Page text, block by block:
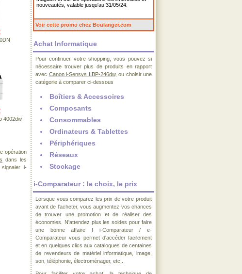
4002dw
opération
dans les
i-
nouveautés, valable jusqu'au 31/05/24.
Voir cette promo chez Boulanger.com
Achat Informatique
Pour continuer votre shopping, vous pouvez si
nécessaire trouver plus de produits en rapport
avec Canon i-Sensys LBP-246dw, ou choisir une
catégorie à comparer ci-dessous
Boîtiers & Accessoires
Composants
Consommables
Ordinateurs & Tablettes
Périphériques
Réseaux
Stockage
i-Comparateur : le choix, le prix
Lorsque vous comparez les prix de votre produit
avant de l'acheter, vous augmentez vos chances
de trouver une promotion et de réaliser des
économies. N'attendez plus les soldes pour faire
une bonne affaire ! i-Comparateur / e-
Comparateur vous permet d'accéder facilement
et en quelques clics aux catalogues de centaines
de revendeurs de matériel informatique, image,
son, téléphonie, électroménager, etc..